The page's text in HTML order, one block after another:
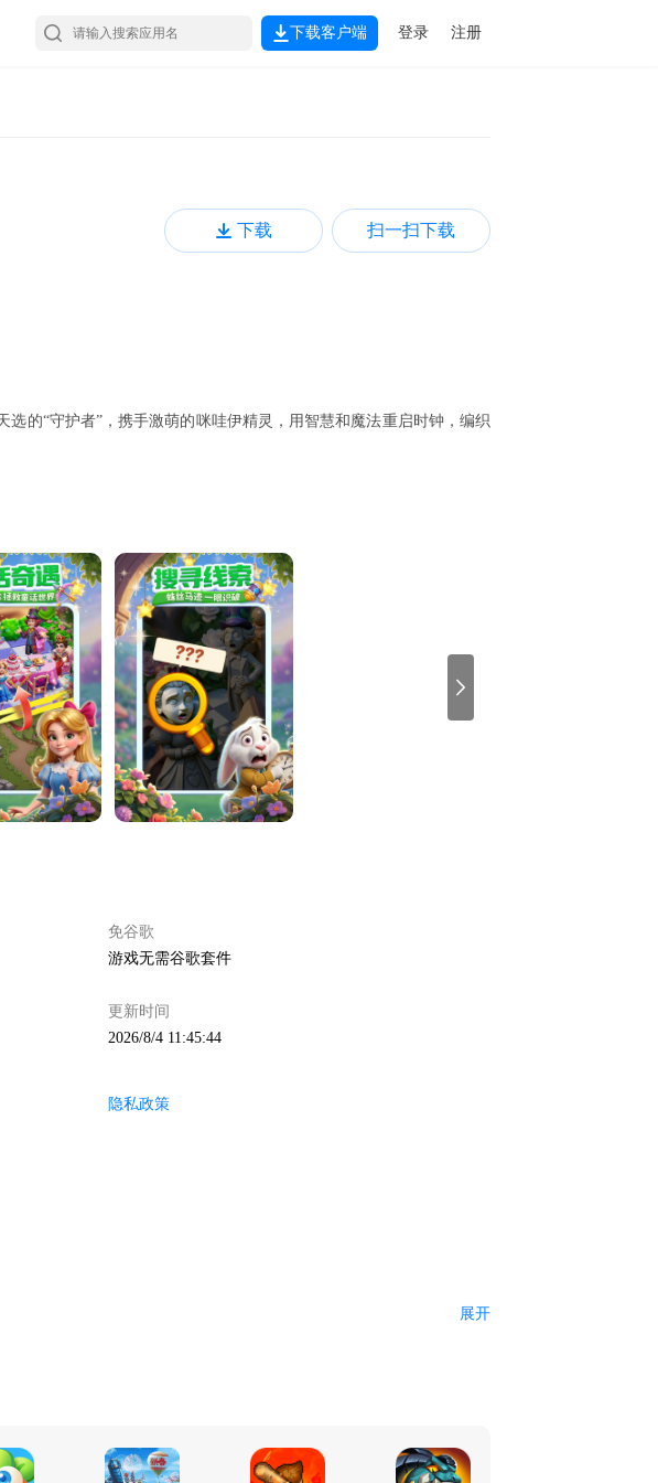
下载客户端 登录 注册
下载 扫一扫下载
的“守护者”，携手激萌的咪哇伊精灵，用智慧和魔法重启时钟，编织
免谷歌
游戏无需谷歌套件
更新时间
2026/8/4 11:45:44
隐私政策
展开